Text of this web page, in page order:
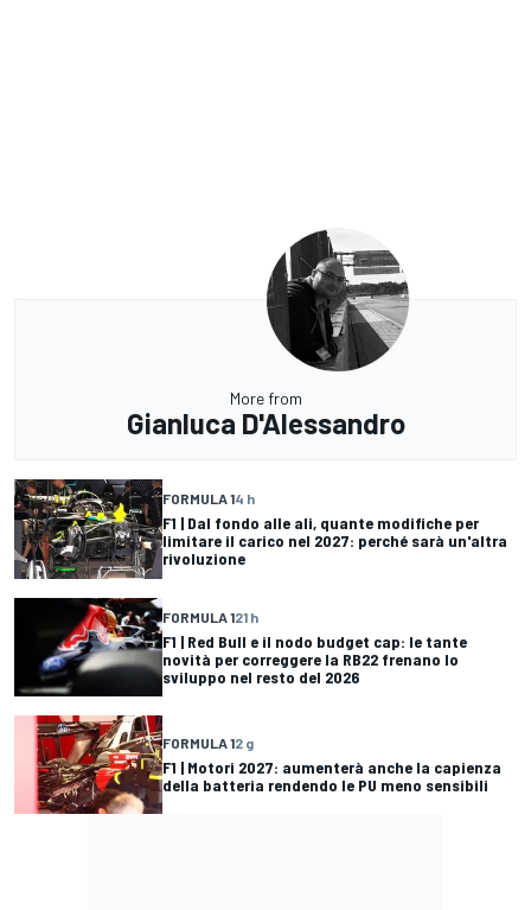
More from
Gianluca D'Alessandro
FORMULA 14 h
F1 | Dal fondo alle ali, quante modifiche per
limitare il carico nel 2027: perché sarà un'altra
rivoluzione
FORMULA 121 h
F1 | Red Bull e il nodo budget cap: le tante
novità per correggere la RB22 frenano lo
sviluppo nel resto del 2026
FORMULA 12 g
F1 | Motori 2027: aumenterà anche la capienza
della batteria rendendo le PU meno sensibili